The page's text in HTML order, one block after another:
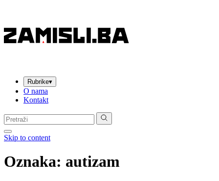
Rubrike▾
O nama
Kontakt
Pretraga:
Skip to content
Oznaka: autizam